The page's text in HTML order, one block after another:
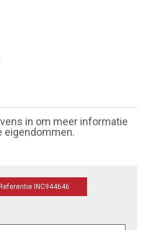
in om meer informatie
eigendommen.
Referentie INC944646